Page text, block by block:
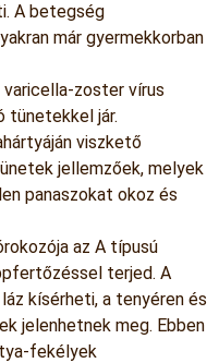
A betegség
már gyermekkorban
zoster vírus
tünetekkel jár.
viszkető
jellemzőek, melyek
panaszokat okoz és
az A típusú
terjed. A
kísérheti, a tenyéren és
jelenhetnek meg. Ebben
fekélyek